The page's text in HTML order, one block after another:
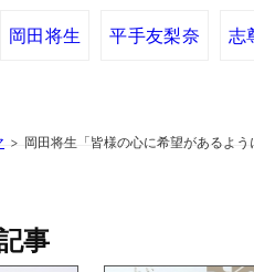
岡田将生 平手友梨奈 志
> 岡田将生「皆様の心に希望があるよ
事